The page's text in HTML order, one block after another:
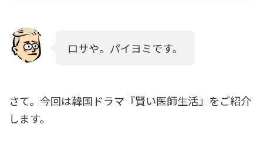
ロサや。パイヨミです。
さて。今回は韓国ドラマ『賢い医師生活』をご紹介
します。